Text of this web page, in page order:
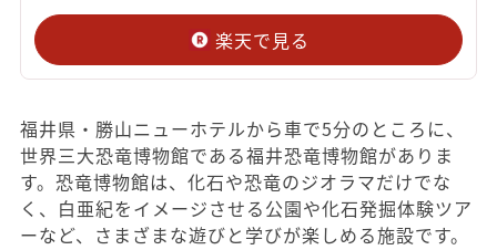
楽天で見る
福井県・勝山ニューホテルから車で5分のところに、
世界三大恐竜博物館である福井恐竜博物館がありま
す。恐竜博物館は、化石や恐竜のジオラマだけでな
く、白亜紀をイメージさせる公園や化石発掘体験ツア
ーなど、さまざまな遊びと学びが楽しめる施設です。